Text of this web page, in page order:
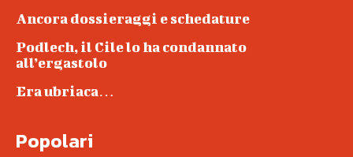
Ancora dossieraggi e schedature
Podlech, il Cile lo ha condannato
all’ergastolo
Era ubriaca…
Popolari